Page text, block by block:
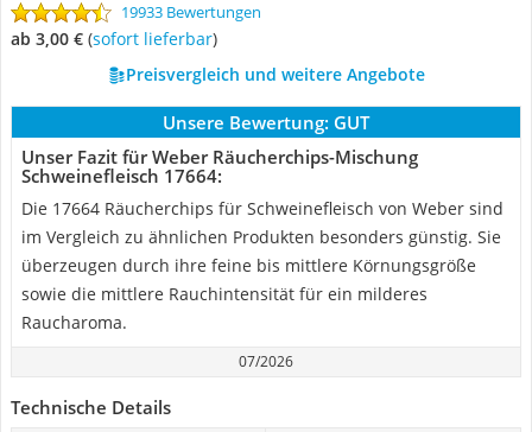
19933 Bewertungen
ab 3,00 € ( Sofort lieferbar)
Preisvergleich und weitere Angebote
Unsere Bewertung: GUT
Unser Fazit für Weber Räucherchips-Mischung
Schweinefleisch 17664:
Die 17664 Räucherchips für Schweinefleisch von Weber sind
im Vergleich zu ähnlichen Produkten besonders günstig. Sie
überzeugen durch ihre feine bis mittlere Körnungsgröße
sowie die mittlere Rauchintensität für ein milderes
Raucharoma.
07/2026
Technische Details